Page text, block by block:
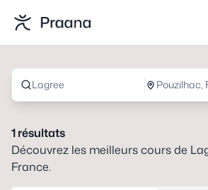
Lagree Pouzilhac,
1résultats
Découvrez les meilleurs cours de
France.